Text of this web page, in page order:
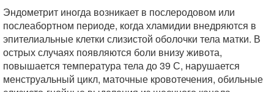
Эндометрит иногда возникает в послеродовом или
послеабортном периоде, когда хламидии внедряются в
эпителиальные клетки слизистой оболочки тела матки. В
острых случаях появляются боли внизу живота,
повышается температура тела до 39 С, нарушается
менструальный цикл, маточные кровотечения, обильные